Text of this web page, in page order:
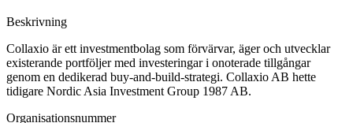
Beskrivning
Collaxio är ett investmentbolag som förvärvar, äger och utvecklar
existerande portföljer med investeringar i onoterade tillgångar
genom en dedikerad buy-and-build-strategi. Collaxio AB hette
tidigare Nordic Asia Investment Group 1987 AB.
Organisationsnummer